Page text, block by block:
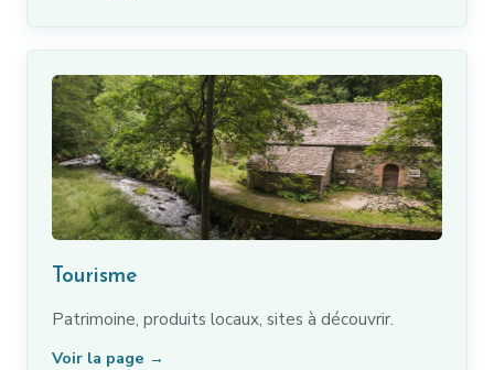
Tourisme
Patrimoine, produits locaux, sites à découvrir.
Voir la page →